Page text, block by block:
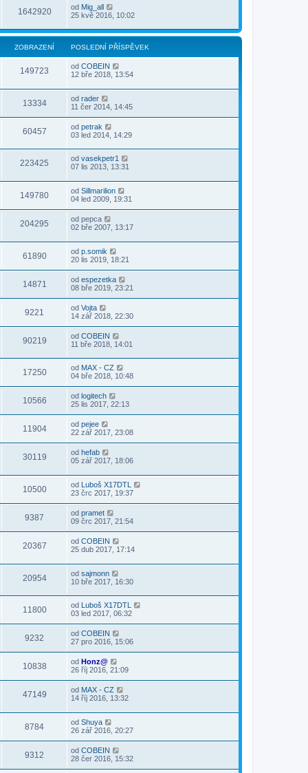
1642920 od Mig_all
25 kvě 2016, 10:02
ZOBRAZENÍ POSLEDNÍ PŘÍSPĚVEK
149723 od COBEIN
12 bře 2018, 13:54
13334 od rader
11 čer 2014, 14:45
60457 od petrak
03 led 2014, 14:29
223425 od vasekpetr1
07 lis 2013, 13:31
149780 od Sillmarilion
04 led 2009, 19:31
204295 od pepca
02 bře 2007, 13:17
61890 od p.somik
20 lis 2019, 18:21
14871 od espezetka
08 bře 2019, 23:21
9221 od Vojta
14 zář 2018, 22:30
90219 od COBEIN
11 bře 2018, 14:01
17250 od MAX - CZ
04 bře 2018, 10:48
10566 od logitech
25 lis 2017, 22:13
11904 od pejee
22 zář 2017, 23:08
30119 od hefab
05 zář 2017, 18:06
10500 od Luboš X17DTL
23 črc 2017, 19:37
9387 od pramet
09 črc 2017, 21:54
20367 od COBEIN
25 dub 2017, 17:14
20954 od sajmonn
10 bře 2017, 16:30
11800 od
Luboš X17DTL
03 led 2017, 06:32
9232 od COBEIN
27 pro 2016, 15:06
10838 od Honz@
26 říj 2016, 21:09
47149 od MAX - CZ
14 říj 2016, 13:32
8784 od Shuya
26 zář 2016, 20:27
9312 od COBEIN
28 čer 2016, 15:32